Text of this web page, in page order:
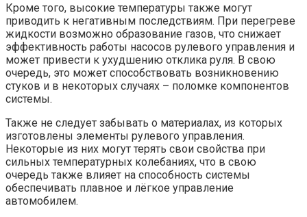
Кроме того, высокие температуры также могут
приводить к негативным последствиям. При перегреве
жидкости возможно образование газов, что снижает
эффективность работы насосов рулевого управления и
может привести к ухудшению отклика руля. В свою
очередь, это может способствовать возникновению
стуков и в некоторых случаях – поломке компонентов
системы.
Также не следует забывать о материалах, из которых
изготовлены элементы рулевого управления.
Некоторые из них могут терять свои свойства при
сильных температурных колебаниях, что в свою
очередь также влияет на способность системы
обеспечивать плавное и лёгкое управление
автомобилем.